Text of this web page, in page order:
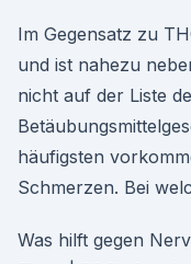
Im Gegensatz zu
und ist nahezu
nicht auf der Liste
häufigsten
Schmerzen. Bei
Was hilft gegen